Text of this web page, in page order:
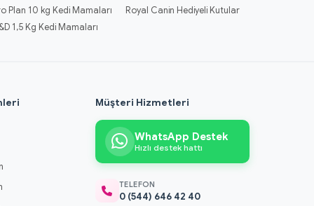
Plan 10 kg Kedi Mamaları
Royal Canin Hediyeli Kutular
1,5 Kg Kedi Mamaları
Müşteri Hizmetleri
WhatsApp Destek
Hızlı destek hattı
TELEFON
0 (544) 646 42 40